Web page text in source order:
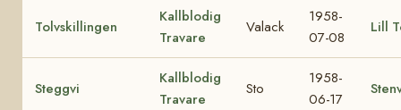
Tolvskillingen
Kallblodig
Travare
Valack
1958-
07-08
Lill
Steggvi
Kallblodig
Travare
Sto
1958-
06-17